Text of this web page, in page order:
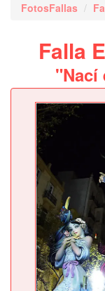
FotosFallas
Falla
"Nací